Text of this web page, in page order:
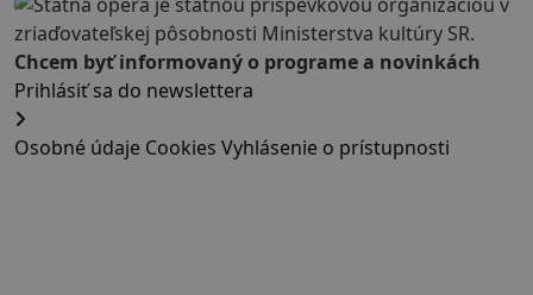
Chcem byť informovaný o programe a novinkách
Prihlásiť sa do newslettera
Osobné údaje Cookies Vyhlásenie o prístupnosti